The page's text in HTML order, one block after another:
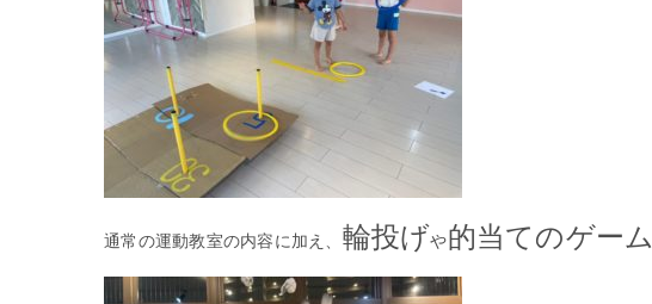
通常の運動教室の内容に加え、 輪投げや的当てのゲーム